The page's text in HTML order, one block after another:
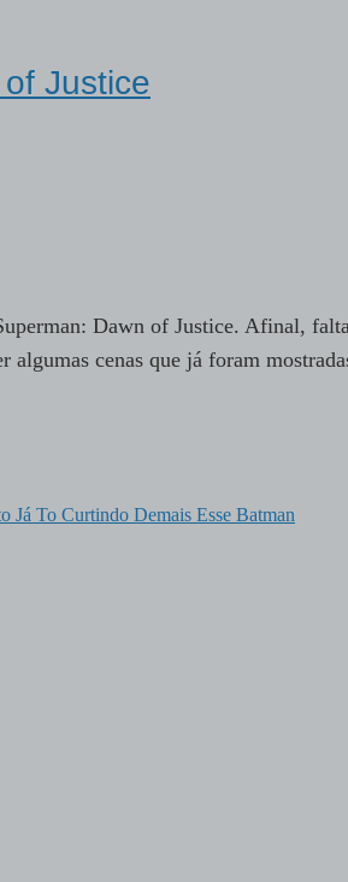
Justice
Dawn of Justice. Afinal,
algumas cenas que já foram
Já To Curtindo Demais Esse Batman